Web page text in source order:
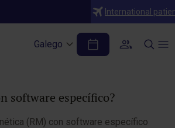
International
Galego
software específico
software específico?
(RM) con software específico